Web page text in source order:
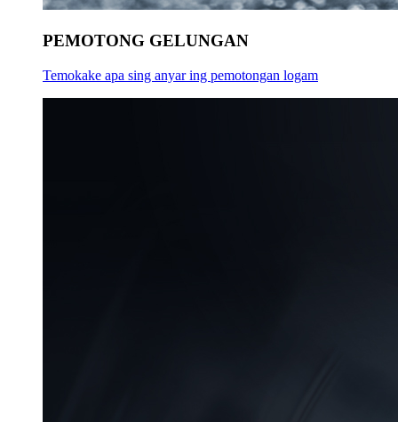
PEMOTONG GELUNGAN
Temokake apa sing anyar ing pemotongan logam